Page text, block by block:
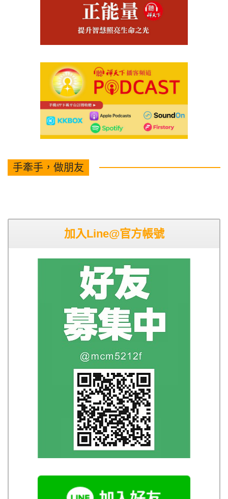
手牽手，做朋友
加入Line@官方帳號